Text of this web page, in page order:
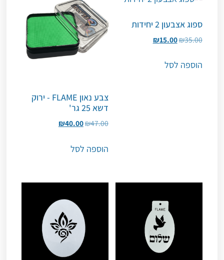
ספוג אצבעון 2 יחידות
₪35.00
₪15.00
הוספה לסל
צבע נאון FLAME - ירוק
דשא 25 גר'
₪47.00
₪40.00
הוספה לסל